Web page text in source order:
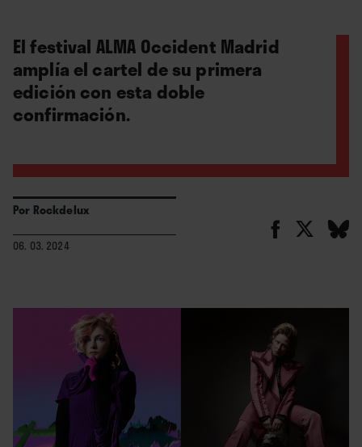
El festival ALMA Occident Madrid
amplía el cartel de su primera
edición con esta doble
confirmación.
Por Rockdelux
06. 03. 2024